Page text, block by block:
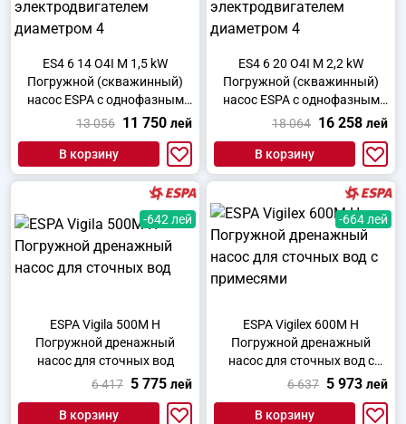
ES4 6 14 O4I M 1,5 kW
Погружной (скважинный)
насос ESPA с однофазным
электродвигателем
13 056 11 750 лей
В корзину
ES4 6 20 O4I M 2,2 kW
Погружной (скважинный)
насос ESPA с однофазным
электродвигателем
18 064 16 258 лей
В корзину
-642 лей
ESPA Vigila 500M H
Погружной дренажный
насос для сточных вод
6 417 5 775 лей
В корзину
-664 лей
ESPA Vigilex 600M H
Погружной дренажный
насос для сточных вод с
примесями
6 637 5 973 лей
В корзину